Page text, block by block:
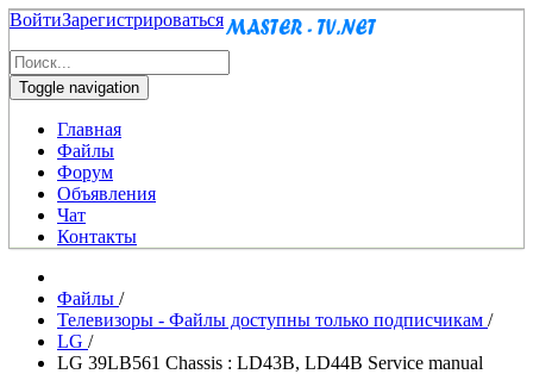
ВойтиЗарегистрироваться
Toggle navigation
Главная
Файлы
Форум
Объявления
Чат
Контакты
Файлы /
Телевизоры - Файлы доступны только подписчикам /
LG /
LG 39LB561 Chassis : LD43B, LD44B Service manual